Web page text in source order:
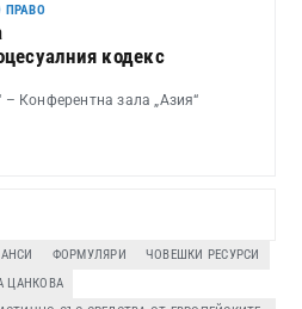
ПРАВО
кодекс
– Конферентна зала „Азия“
ФОРМУЛЯРИ
ЧОВЕШКИ РЕСУРСИ
ЦАНКОВА